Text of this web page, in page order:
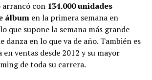
arrancó con 134.000 unidades
álbum en la primera semana en
que supone la semana más grande
danza en lo que va de año. También es
en ventas desde 2012 y su mayor
de toda su carrera.